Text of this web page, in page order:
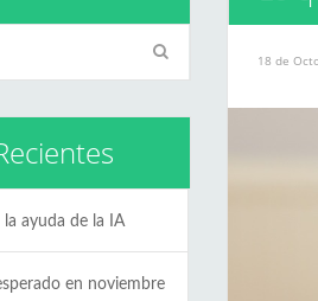
18 de
ayuda de la IA
en noviembre